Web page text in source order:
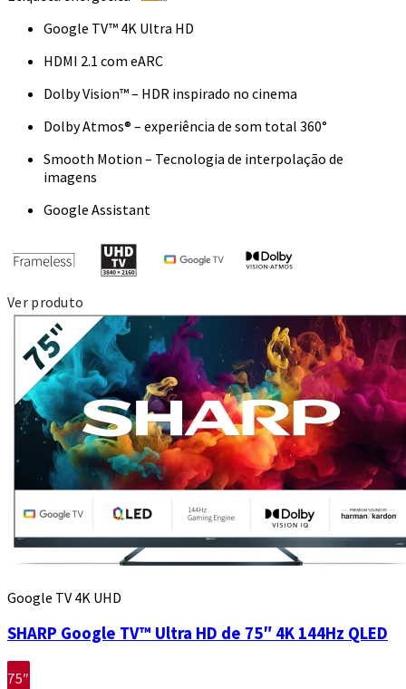
Google TV™ 4K Ultra HD
HDMI 2.1 com eARC
Dolby Vision™ – HDR inspirado no cinema
Dolby Atmos® – experiência de som total 360°
Smooth Motion – Tecnologia de interpolação de
imagens
Google Assistant
Ver produto
Google TV 4K UHD
SHARP Google TV™ Ultra HD de 75″ 4K 144Hz QLED
75″